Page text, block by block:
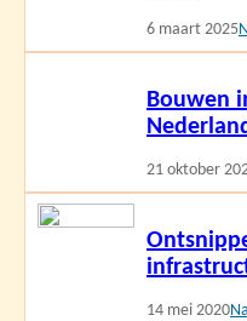
6 maart 2025
Bouwen
21 oktober
14 mei 2020
Lees